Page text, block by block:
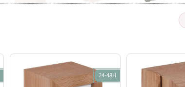
24-48H